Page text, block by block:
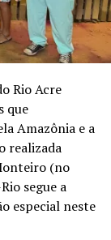
outras
das coisas
juntas,
deles
Valle, após
violência
e teve a
de
em ‘Dom
agora, Valle
Rio Acre
que
Amazônia e a
realizada
(no
segue a
especial neste